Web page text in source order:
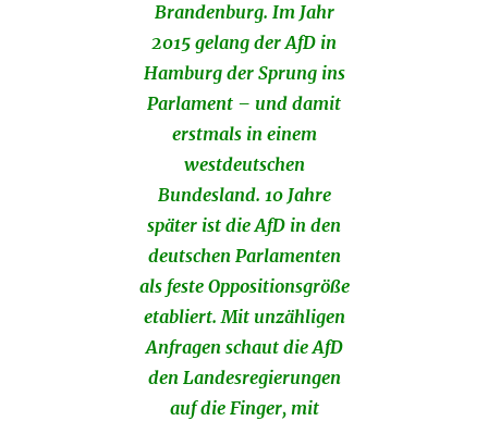
Brandenburg. Im Jahr
2015 gelang der AfD in
Hamburg der Sprung ins
Parlament – und damit
erstmals in einem
westdeutschen
Bundesland. 10 Jahre
später ist die AfD in den
deutschen Parlamenten
als feste Oppositionsgröße
etabliert. Mit unzähligen
Anfragen schaut die AfD
den Landesregierungen
auf die Finger, mit